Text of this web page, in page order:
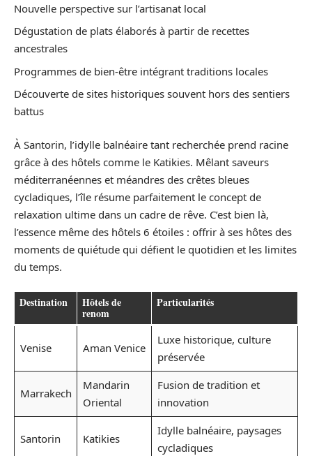
Nouvelle perspective sur l’artisanat local
Dégustation de plats élaborés à partir de recettes
ancestrales
Programmes de bien-être intégrant traditions locales
Découverte de sites historiques souvent hors des sentiers
battus
À Santorin, l’idylle balnéaire tant recherchée prend racine
grâce à des hôtels comme le Katikies. Mêlant saveurs
méditerranéennes et méandres des crêtes bleues
cycladiques, l’île résume parfaitement le concept de
relaxation ultime dans un cadre de rêve. C’est bien là,
l’essence même des hôtels 6 étoiles : offrir à ses hôtes des
moments de quiétude qui défient le quotidien et les limites
du temps.
Destination Hôtels de
renom
Particularités
Venise Aman Venice
Luxe historique, culture
préservée
Marrakech
Mandarin
Oriental
Fusion de tradition et
innovation
Santorin Katikies
Idylle balnéaire, paysages
cycladiques